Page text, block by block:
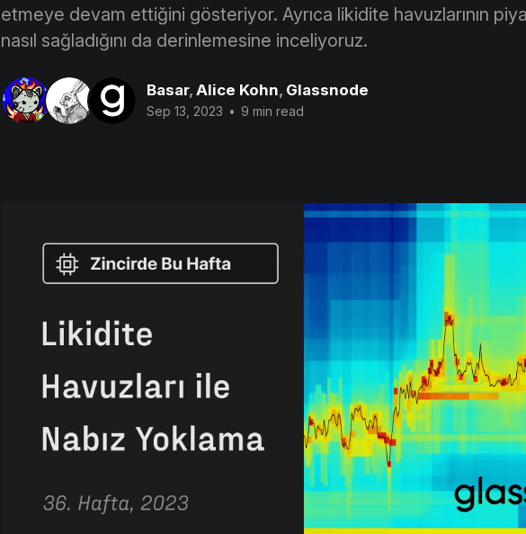
etmeye devam ettiğini gösteriyor. Ayrıca likidite havuzlarının
nasıl sağladığını da derinlemesine inceliyoruz.
Basar, Alice Kohn, Glassnode
Sep 13, 2023 • 9 min read